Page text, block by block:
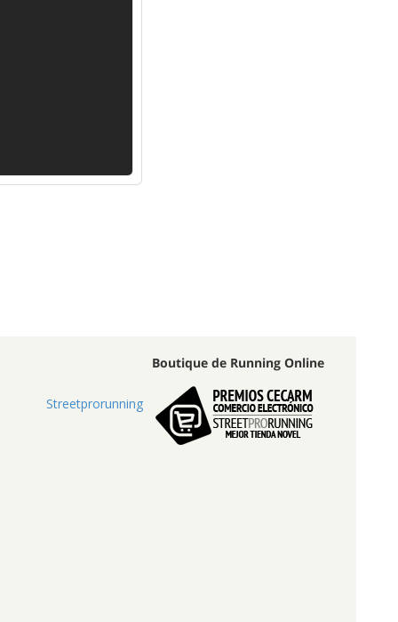
Boutique de Running Online
Streetprorunning